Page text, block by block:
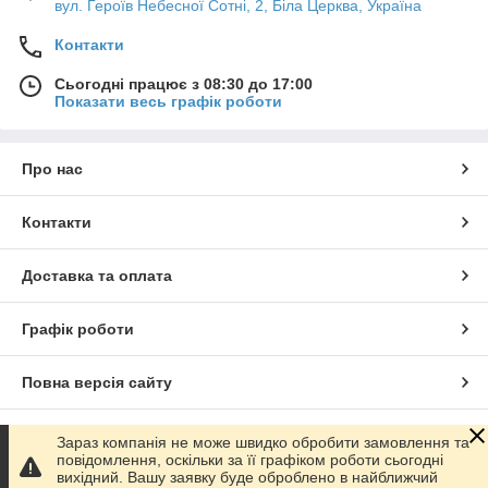
вул. Героїв Небесної Сотні, 2, Біла Церква, Україна
Контакти
Сьогодні працює з 08:30 до 17:00
Показати весь графік роботи
Про нас
Контакти
Доставка та оплата
Графік роботи
Повна версія сайту
Сайт створено на маркетплейсі Prom.ua
Зараз компанія не може швидко обробити замовлення та
повідомлення, оскільки за її графіком роботи сьогодні
вихідний. Вашу заявку буде оброблено в найближчий